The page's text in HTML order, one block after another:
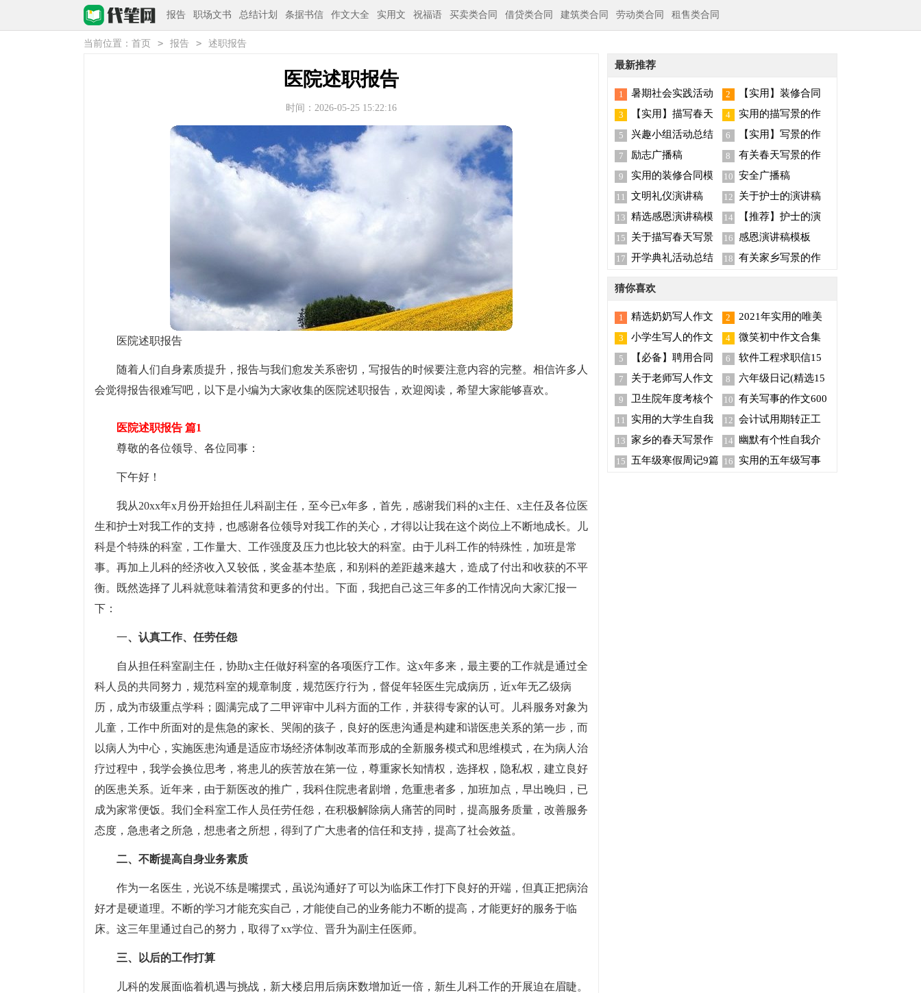
报告 职场文书 总结计划 条据书信 作文大全 实用文 祝福语 买卖类合同 借贷类合同 建筑类合同 劳动类合同 租售类合同
当前位置： 首页 > 报告 > 述职报告
医院述职报告
时间：2026-05-25 15:22:16
医院述职报告
随着人们自身素质提升，报告与我们愈发关系密切，写报告的时候要注意内容的完整。相信许多人
会觉得报告很难写吧，以下是小编为大家收集的医院述职报告，欢迎阅读，希望大家能够喜欢。
医院述职报告 篇1
尊敬的各位领导、各位同事：
下午好！
我从20xx年x月份开始担任儿科副主任，至今已x年多，首先，感谢我们科的x主任、x主任及各位医
生和护士对我工作的支持，也感谢各位领导对我工作的关心，才得以让我在这个岗位上不断地成长。儿
科是个特殊的科室，工作量大、工作强度及压力也比较大的科室。由于儿科工作的特殊性，加班是常
事。再加上儿科的经济收入又较低，奖金基本垫底，和别科的差距越来越大，造成了付出和收获的不平
衡。既然选择了儿科就意味着清贫和更多的付出。下面，我把自己这三年多的工作情况向大家汇报一
下：
一、认真工作、任劳任怨
自从担任科室副主任，协助x主任做好科室的各项医疗工作。这x年多来，最主要的工作就是通过全
科人员的共同努力，规范科室的规章制度，规范医疗行为，督促年轻医生完成病历，近x年无乙级病
历，成为市级重点学科；圆满完成了二甲评审中儿科方面的工作，并获得专家的认可。儿科服务对象为
儿童，工作中所面对的是焦急的家长、哭闹的孩子，良好的医患沟通是构建和谐医患关系的第一步，而
以病人为中心，实施医患沟通是适应市场经济体制改革而形成的全新服务模式和思维模式，在为病人治
疗过程中，我学会换位思考，将患儿的疾苦放在第一位，尊重家长知情权，选择权，隐私权，建立良好
的医患关系。近年来，由于新医改的推广，我科住院患者剧增，危重患者多，加班加点，早出晚归，已
成为家常便饭。我们全科室工作人员任劳任怨，在积极解除病人痛苦的同时，提高服务质量，改善服务
态度，急患者之所急，想患者之所想，得到了广大患者的信任和支持，提高了社会效益。
二、不断提高自身业务素质
作为一名医生，光说不练是嘴摆式，虽说沟通好了可以为临床工作打下良好的开端，但真正把病治
好才是硬道理。不断的学习才能充实自己，才能使自己的业务能力不断的提高，才能更好的服务于临
床。这三年里通过自己的努力，取得了xx学位、晋升为副主任医师。
三、以后的工作打算
儿科的发展面临着机遇与挑战，新大楼启用后病床数增加近一倍，新生儿科工作的开展迫在眉睫。
最新推荐
1
暑期社会实践活动
总结
2
【实用】装修合同
范文汇总5篇
3
【实用】描写春天
写景的作文合集7篇
4
实用的描写景的作
文汇总6篇
5 兴趣小组活动总结 6
【实用】写景的作
文汇编7篇
7 励志广播稿 8
有关春天写景的作
文六篇
9
实用的装修合同模
板集锦八篇
10 安全广播稿
11 文明礼仪演讲稿 12
关于护士的演讲稿
锦集六篇
13 精选感恩演讲稿模
板集锦七篇
14
【推荐】护士的演
讲稿锦集8篇
15
关于描写春天写景
的作文三篇
16 感恩演讲稿模板
17 开学典礼活动总结 18 有关家乡写景的作
猜你喜欢
1
精选奶奶写人作文
锦集10篇
2
2021年实用的唯美
新年祝福语集锦46条
3
小学生写人的作文
(15篇)
4
微笑初中作文合集
15篇
5
【必备】聘用合同
范文集锦7篇
6
软件工程求职信15
篇
7
关于老师写人作文
300字集锦5篇
8
六年级日记(精选15
篇)
9
卫生院年度考核个
人总结
10 有关写事的作文600
字汇编八篇
11
实用的大学生自我
介绍范文汇编7篇
12 会计试用期转正工
作总结范文
13 家乡的春天写景作
文9篇
14
幽默有个性自我介
绍
15 五年级寒假周记9篇 16 实用的五年级写事